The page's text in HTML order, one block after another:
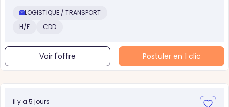
LOGISTIQUE / TRANSPORT
H/F
CDD
Voir l'offre Postuler en 1 clic
il y a 5 jours